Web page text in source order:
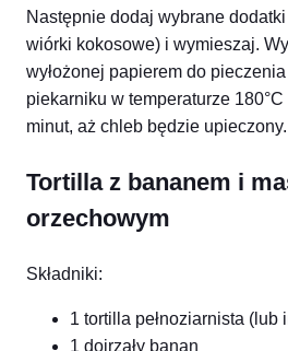
Następnie dodaj wybrane
wiórki kokosowe) i wymieszaj.
wyłożonej papierem do
piekarniku w temperaturze 180°C
minut, aż chleb będzie upieczony.
Tortilla z bananem i
orzechowym
Składniki:
1 tortilla pełnoziarnista (lub
1 dojrzały banan